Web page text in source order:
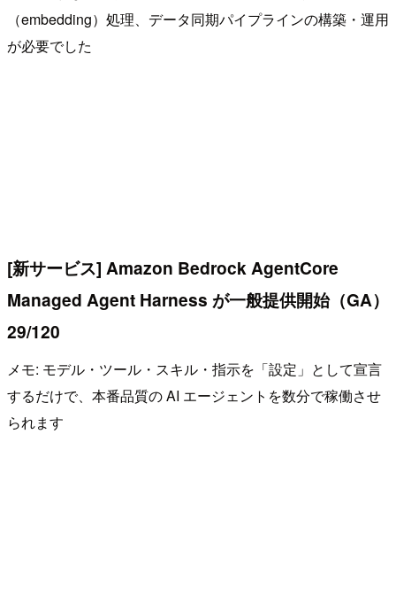
（embedding）処理、データ同期パイプラインの構築・運用
が必要でした
[新サービス] Amazon Bedrock AgentCore
Managed Agent Harness が一般提供開始（GA）
29/120
メモ: モデル・ツール・スキル・指示を「設定」として宣言
するだけで、本番品質の AI エージェントを数分で稼働させ
られます